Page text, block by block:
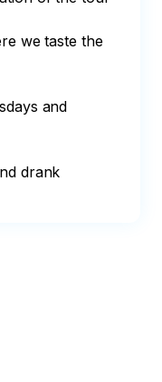
we taste the
and
drank